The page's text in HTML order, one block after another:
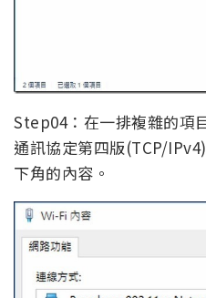
Step04：在一排複雜的項
通訊協定第四版(TCP/
下角的內容。